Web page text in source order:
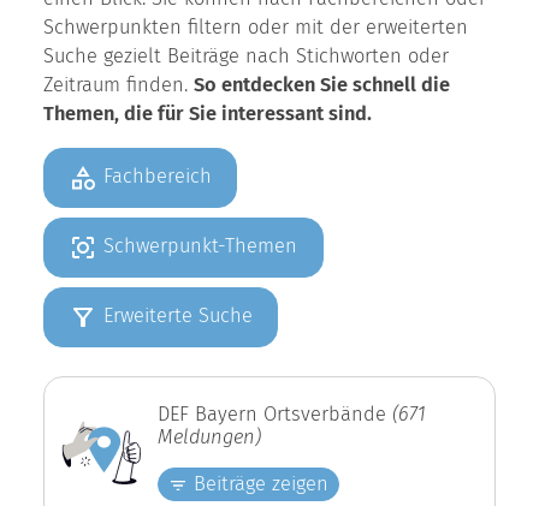
Schwerpunkten filtern oder mit der erweiterten
Suche gezielt Beiträge nach Stichworten oder
Zeitraum finden.
So entdecken Sie schnell die
Themen, die für Sie interessant sind.
Fachbereich
Schwerpunkt-Themen
Erweiterte Suche
DEF Bayern Ortsverbände
(671
Meldungen)
Beiträge zeigen